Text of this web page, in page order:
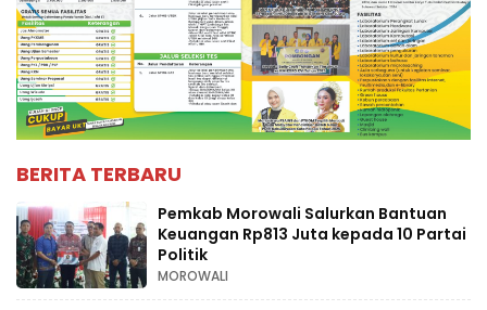
BERITA TERBARU
Pemkab Morowali Salurkan Bantuan
Keuangan Rp813 Juta kepada 10 Partai
Politik
MOROWALI